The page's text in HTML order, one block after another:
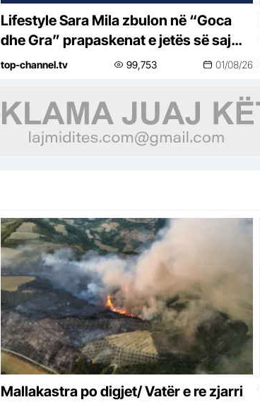
Lifestyle Sara Mila zbulon në “Goca
dhe Gra” prapaskenat e jetës së saj
politike: Teatër jo i bukur, nuk është aq
top-channel.tv 99,753 01/08/26
Mallakastra po digjet/ Vatër e re zjarri